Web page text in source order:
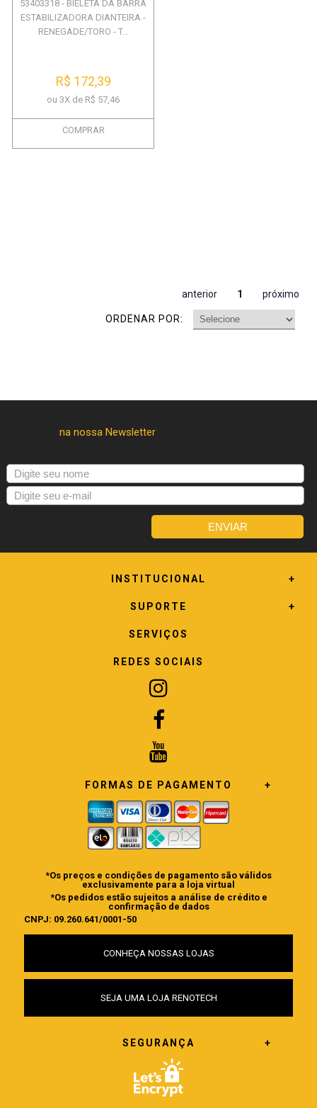
53403318 - BIELETA DA BARRA
ESTABILIZADORA DIANTEIRA -
RENEGADE/TORO - T...
R$ 172,39
ou 3X de R$ 57,46
COMPRAR
anterior 1 próximo
ORDENAR POR:
INSTITUCIONAL
SUPORTE
SERVIÇOS
REDES SOCIAIS
FORMAS DE PAGAMENTO
*Os preços e condições de pagamento são válidos
exclusivamente para a loja virtual
*Os pedidos estão sujeitos a análise de crédito e
confirmação de dados
CNPJ: 09.260.641/0001-50
CONHEÇA NOSSAS LOJAS
SEJA UMA LOJA RENOTECH
SEGURANÇA